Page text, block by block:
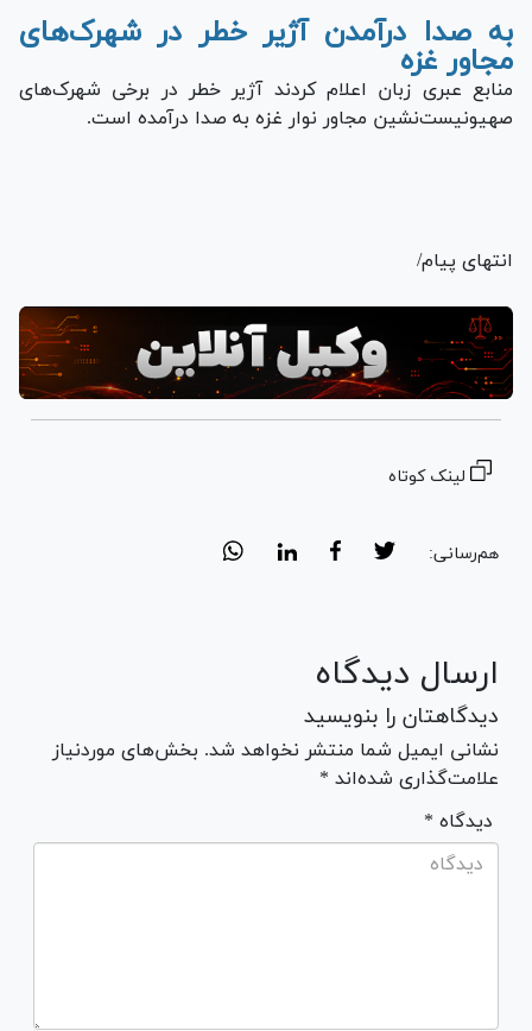
به صدا درآمدن آژیر خطر در شهرک‌های
مجاور غزه
منابع عبری زبان اعلام کردند آژیر خطر در برخی شهرک‌های
صهیونیست‌نشین مجاور نوار غزه به صدا درآمده است.
انتهای پیام/
لینک کوتاه
هم‌رسانی:
ارسال دیدگاه
دیدگاهتان را بنویسید
نشانی ایمیل شما منتشر نخواهد شد. بخش‌های موردنیاز
علامت‌گذاری شده‌اند *
* دیدگاه